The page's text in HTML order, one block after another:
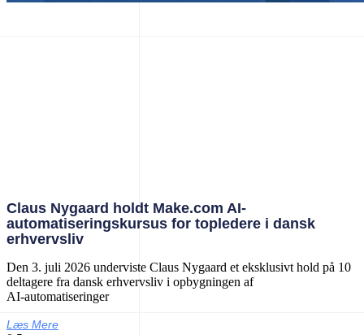
Claus Nygaard holdt Make.com AI-
automatiseringskursus for topledere i dansk
erhvervsliv
Den 3. juli 2026 underviste Claus Nygaard et eksklusivt hold på 10
deltagere fra dansk erhvervsliv i opbygningen af
AI‑automatiseringer
Læs Mere